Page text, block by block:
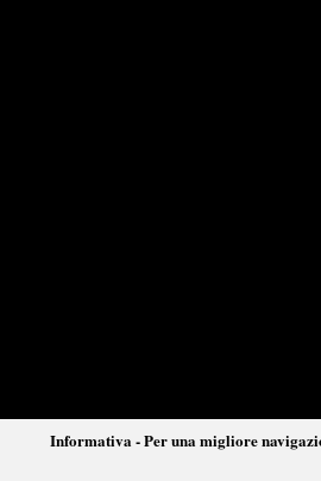
Informativa - Per una migliore